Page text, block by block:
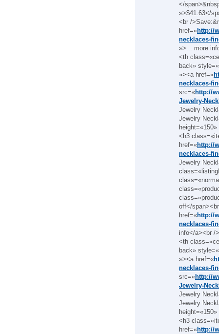
</
»>$41.63</
<br /
href=«http://
necklaces-
»>... more
<th
back»
»><a href=«
necklaces-
src=«http://
Jewelry-
Jewelry
Jewelry
<h3
href=«http://
necklaces-
Jewelry
off</
href=«http://
necklaces-
info</a><br /
<th
back»
»><a href=«
necklaces-
src=«http://
Jewelry-
Jewelry
Jewelry
<h3
href=«http://